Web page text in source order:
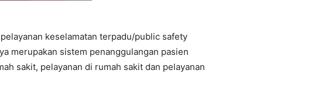
keselamatan terpadu/public safety
merupakan sistem penanggulangan pasien
sakit, pelayanan di rumah sakit dan pelayanan